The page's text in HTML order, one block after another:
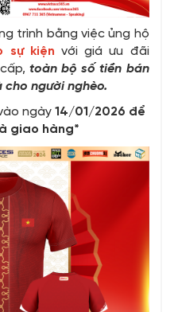
trình bằng việc ủng hộ
sự kiện với giá ưu đãi
toàn bộ số tiền bán
người nghèo.
ngày 14/01/2026 để
giao hàng*